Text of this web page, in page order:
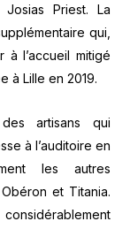
Priest. La
qui,
à l’accueil mitigé
à Lille en 2019.
artisans qui
à l’auditoire en
les autres
et Titania.